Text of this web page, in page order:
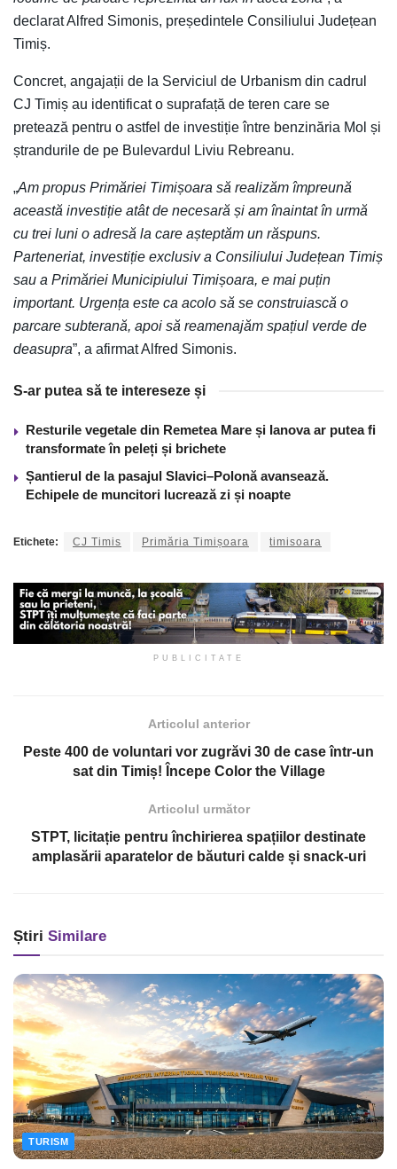
declarat Alfred Simonis, președintele Consiliului Județean
Timiș.
Concret, angajații de la Serviciul de Urbanism din cadrul
CJ Timiș au identificat o suprafață de teren care se
pretează pentru o astfel de investiție între benzinăria Mol și
ștrandurile de pe Bulevardul Liviu Rebreanu.
„Am propus Primăriei Timișoara să realizăm împreună
această investiție atât de necesară și am înaintat în urmă
cu trei luni o adresă la care așteptăm un răspuns.
Parteneriat, investiție exclusiv a Consiliului Județean Timiș
sau a Primăriei Municipiului Timișoara, e mai puțin
important. Urgența este ca acolo să se construiască o
parcare subterană, apoi să reamenajăm spațiul verde de
deasupra”, a afirmat Alfred Simonis.
S-ar putea să te intereseze și
Resturile vegetale din Remetea Mare și Ianova ar putea fi
transformate în peleți și brichete
Șantierul de la pasajul Slavici–Polonă avansează.
Echipele de muncitori lucrează zi și noapte
Etichete: CJ Timis Primăria Timișoara timisoara
PUBLICITATE
Articolul anterior
Peste 400 de voluntari vor zugrăvi 30 de case într-un
sat din Timiș! Începe Color the Village
Articolul următor
STPT, licitație pentru închirierea spațiilor destinate
amplasării aparatelor de băuturi calde și snack-uri
Știri Similare
TURISM